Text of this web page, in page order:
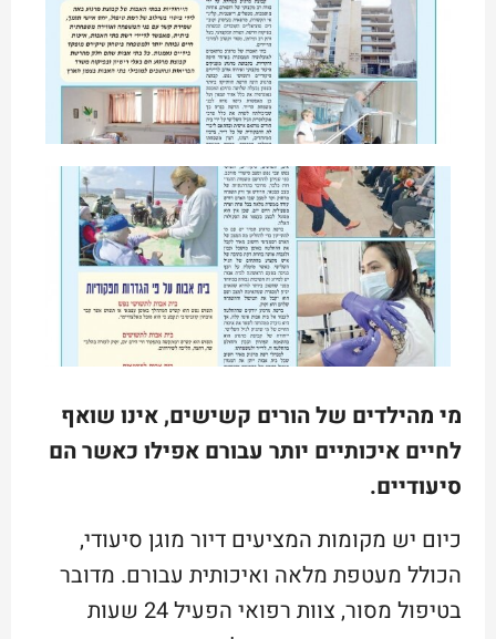
מי מהילדים של הורים קשישים, אינו שואף
לחיים איכותיים יותר עבורם אפילו כאשר הם
סיעודיים.
כיום יש מקומות המציעים דיור מוגן סיעודי,
הכולל מעטפת מלאה ואיכותית עבורם. מדובר
בטיפול מסור, צוות רפואי הפעיל 24 שעות